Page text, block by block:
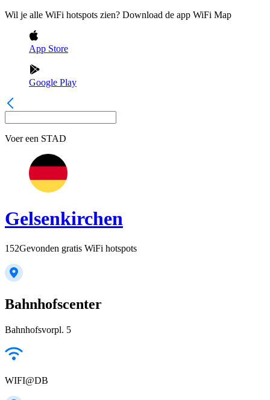
Wil je alle WiFi hotspots zien? Download de app WiFi Map
App Store
Google Play
Voer een STAD
Gelsenkirchen
152Gevonden gratis WiFi hotspots
Bahnhofscenter
Bahnhofsvorpl. 5
WIFI@DB